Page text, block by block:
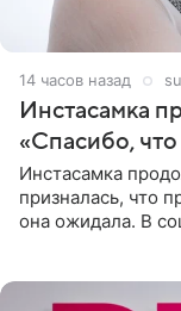
14 часов назад
Инстасамка
«Спасибо,
Инстасамка
призналась, что
она ожидала. В